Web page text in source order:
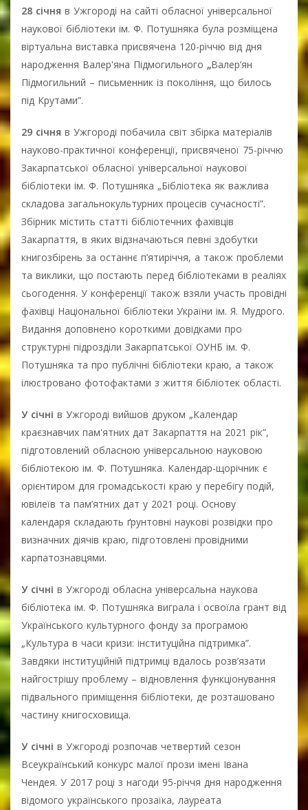
28 січня в Ужгороді на сайті обласної універсальної
наукової бібліотеки ім. Ф. Потушняка була розміщена
віртуальна виставка присвячена 120-річчю від дня
народження Валер'яна Підмогильного „Валер’ян
Підмогильний – письменник із покоління, що билось
під Крутами”.
29 січня в Ужгороді побачила світ збірка матеріалів
науково-практичної конференції, присвяченої 75-річчю
Закарпатської обласної універсальної наукової
бібліотеки ім. Ф. Потушняка „Бібліотека як важлива
складова загальнокультурних процесів сучасності”.
Збірник містить статті бібліотечних фахівців
Закарпаття, в яких відзначаються певні здобутки
книгозбірень за останнє п’ятиріччя, а також проблеми
та виклики, що постають перед бібліотеками в реаліях
сьогодення. У конференції також взяли участь провідні
фахівці Національної бібліотеки України ім. Я. Мудрого.
Видання доповнено короткими довідками про
структурні підрозділи Закарпатської ОУНБ ім. Ф.
Потушняка та про публічні бібліотеки краю, а також
ілюстровано фотофактами з життя бібліотек області.
У січні в Ужгороді вийшов друком „Календар
краєзнавчих пам'ятних дат Закарпаття на 2021 рік”,
підготовлений обласною універсальною науковою
бібліотекою ім. Ф. Потушняка. Календар-щорічник є
орієнтиром для громадськості краю у перебігу подій,
ювілеїв та пам’ятних дат у 2021 році. Основу
календаря складають ґрунтовні наукові розвідки про
визначних діячів краю, підготовлені провідними
карпатознавцями.
У січні в Ужгороді обласна універсальна наукова
бібліотека ім. Ф. Потушняка виграла і освоїла грант від
Українського культурного фонду за програмою
„Культура в часи кризи: інституційна підтримка”.
Завдяки інституційній підтримці вдалось розв’язати
найгострішу проблему – відновлення функціонування
підвального приміщення бібліотеки, де розташовано
частину книгосховища.
У січні в Ужгороді розпочав четвертий сезон
Всеукраїнський конкурс малої прози імені Івана
Чендея. У 2017 році з нагоди 95-річчя дня народження
відомого українського прозаїка, лауреата